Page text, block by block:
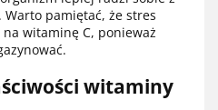
pamiętać, że stres
witaminę C, ponieważ
witaminy